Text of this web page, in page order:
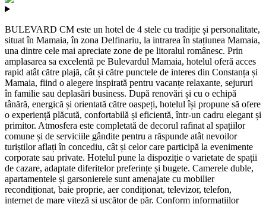
BULEVARD CM este un hotel de 4 stele cu tradiție și personalitate,
situat în Mamaia, în zona Delfinariu, la intrarea în stațiunea Mamaia,
una dintre cele mai apreciate zone de pe litoralul românesc. Prin
amplasarea sa excelentă pe Bulevardul Mamaia, hotelul oferă acces
rapid atât către plajă, cât și către punctele de interes din Constanța și
Mamaia, fiind o alegere inspirată pentru vacanțe relaxante, sejururi
în familie sau deplasări business. După renovări și cu o echipă
tânără, energică și orientată către oaspeți, hotelul își propune să ofere
o experiență plăcută, confortabilă și eficientă, într-un cadru elegant și
primitor. Atmosfera este completată de decorul rafinat al spațiilor
comune și de serviciile gândite pentru a răspunde atât nevoilor
turiștilor aflați în concediu, cât și celor care participă la evenimente
corporate sau private. Hotelul pune la dispoziție o varietate de spații
de cazare, adaptate diferitelor preferințe și bugete. Camerele duble,
apartamentele și garsonierele sunt amenajate cu mobilier
recondiționat, baie proprie, aer condiționat, televizor, telefon,
internet de mare viteză și uscător de păr. Conform informațiilor